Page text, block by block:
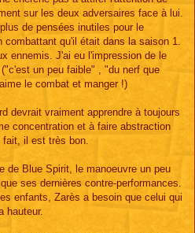
sur les deux adversaires face à lui.
de pensées inutiles pour le
combattant qu'il était dans la saison 1.
ennemis. J'ai eu l'impression de le
un peu faible" , "du nerf que
le combat et manger !)
devrait vraiment apprendre à toujours
concentration et à faire abstraction
fait, il est très bon.
de Blue Spirit, le manoeuvre un peu
ses dernières contre-performances.
enfants, Zarès a besoin que celui qui
hauteur.